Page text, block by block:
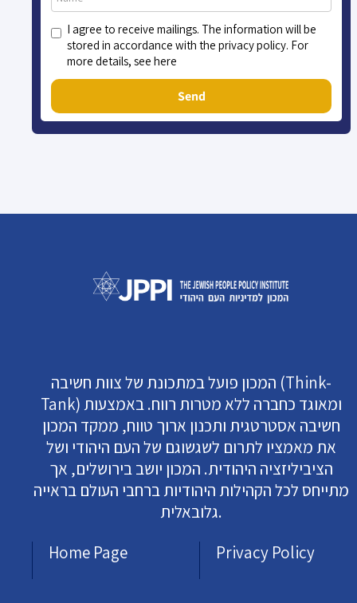
I agree to receive mailings. The information will be
stored in accordance with the privacy policy. For
more details, see here
Send
המכון פועל במתכונת של צוות חשיבה (Think-
Tank) ומאוגד כחברה ללא מטרות רווח. באמצעות
חשיבה אסטרטגית ותכנון ארוך טווח, ממקד המכון
את מאמציו לתרום לשגשוגם של העם היהודי ושל
הציביליזציה היהודית. המכון יושב בירושלים, אך
מתייחס לכל הקהילות היהודיות ברחבי העולם בראייה
גלובאלית.
Home Page
Privacy Policy